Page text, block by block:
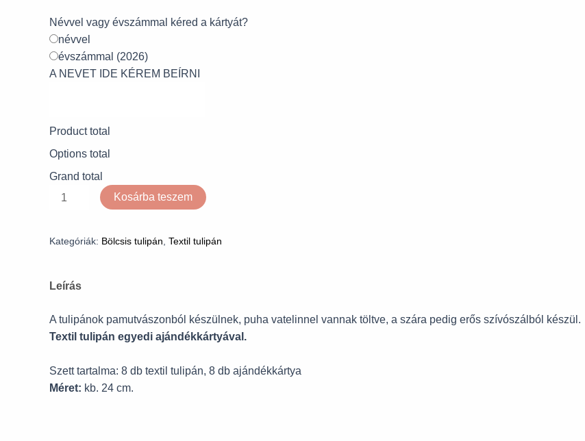
Névvel vagy évszámmal kéred a kártyát?
névvel
évszámmal (2026)
A NEVET IDE KÉREM BEÍRNI
Product total
Options total
Grand total
Kosárba teszem
Kategóriák: Bölcsis tulipán Textil tulipán
Leírás
A tulipánok pamutvászonból készülnek, puha vatelinnel vannak töltve, a szára pedig erős szívószálból készül.
Textil tulipán egyedi ajándékkártyával.
Szett tartalma: 8 db textil tulipán, 8 db ajándékkártya
Méret: kb. 24 cm.